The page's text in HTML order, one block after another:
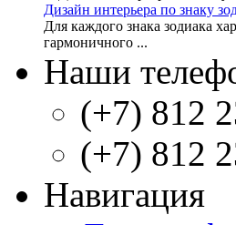
Дизайн интерьера по знаку
Для каждого знака зодиака
гармоничного ...
Наши
(+7) 812
(+7) 812
Навигация